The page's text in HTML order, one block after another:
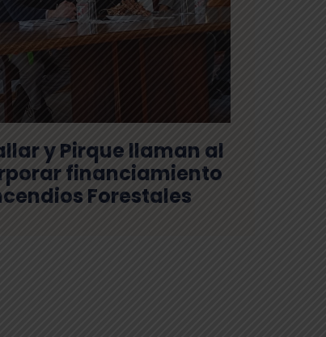
y Pirque llaman al
financiamiento
Forestales